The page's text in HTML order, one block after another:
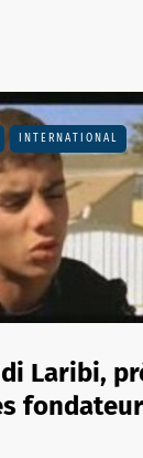
INTERNATIONAL
Laribi,